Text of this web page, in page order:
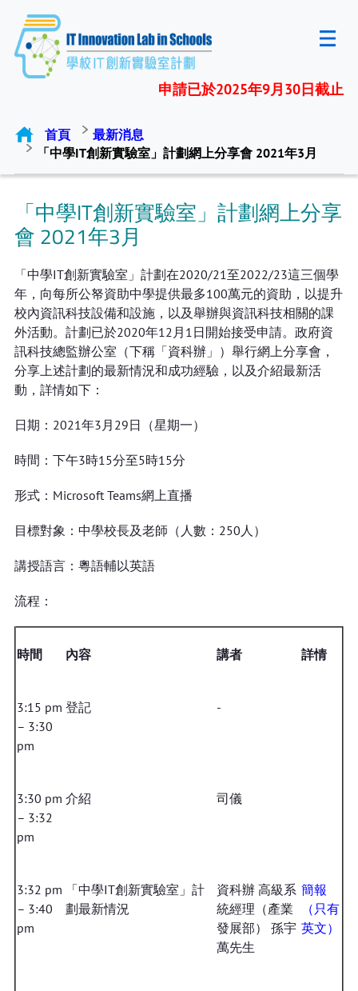
申請已於2025年9月30日截止
首頁
最新消息
「中學IT創新實驗室」計劃網上分享會 2021年3月
「中學IT創新實驗室」計劃網上分享
會 2021年3月
「中學IT創新實驗室」計劃在2020/21至2022/23這三個學
年，向每所公帑資助中學提供最多100萬元的資助，以提升
校內資訊科技設備和設施，以及舉辦與資訊科技相關的課
外活動。計劃已於2020年12月1日開始接受申請。政府資
訊科技總監辦公室（下稱「資科辦」）舉行網上分享會，
分享上述計劃的最新情況和成功經驗，以及介紹最新活
動，詳情如下：
日期：2021年3月29日（星期一）
時間：下午3時15分至5時15分
形式：Microsoft Teams網上直播
目標對象：中學校長及老師（人數：250人）
講授語言：粵語輔以英語
流程：
時間 內容 講者 詳情
3:15 pm
– 3:30
pm
登記 -
3:30 pm
– 3:32
pm
介紹 司儀
3:32 pm
– 3:40
pm
「中學IT創新實驗室」計
劃最新情況
資科辦 高級系
統經理（產業
發展部） 孫宇
萬先生
簡報
（只有
英文）